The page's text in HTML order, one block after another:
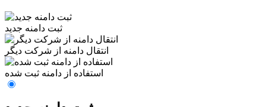
ثبت دامنه جدید
انتقال دامنه از شرکت دیگر
استفاده از دامنه ثبت شده